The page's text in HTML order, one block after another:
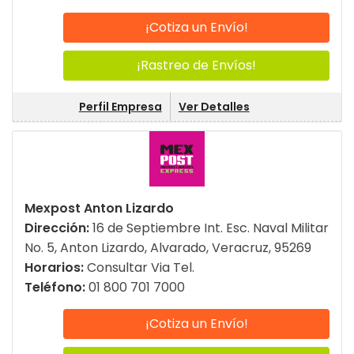
¡Cotiza un Envío!
¡Rastreo de Envíos!
Perfil Empresa Ver Detalles
Mexpost Anton Lizardo
Dirección:16 de Septiembre Int. Esc. Naval Militar
No. 5, Anton Lizardo, Alvarado, Veracruz, 95269
Horarios:Consultar Via Tel.
Teléfono:01 800 701 7000
¡Cotiza un Envío!